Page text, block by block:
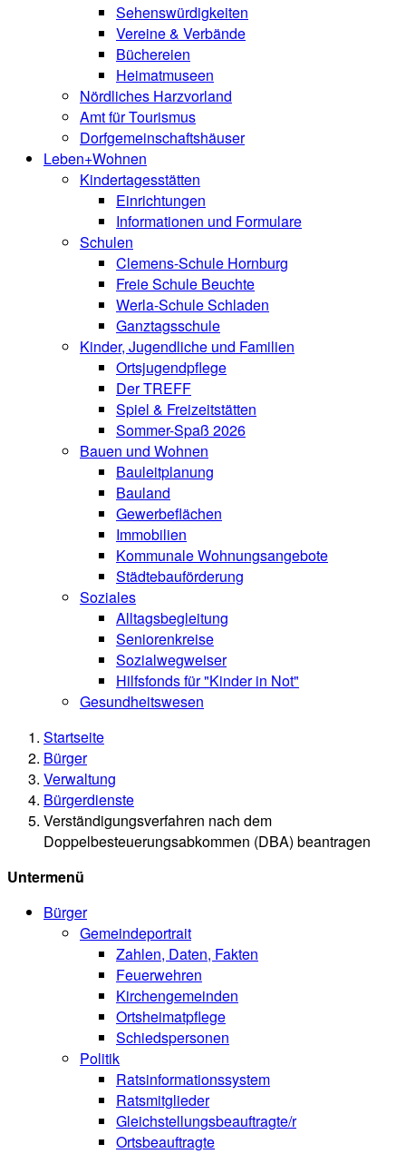
Sehenswürdigkeiten
Vereine & Verbände
Büchereien
Heimatmuseen
Nördliches Harzvorland
Amt für Tourismus
Dorfgemeinschaftshäuser
Leben+Wohnen
Kindertagesstätten
Einrichtungen
Informationen und Formulare
Schulen
Clemens-Schule Hornburg
Freie Schule Beuchte
Werla-Schule Schladen
Ganztagsschule
Kinder, Jugendliche und Familien
Ortsjugendpflege
Der TREFF
Spiel & Freizeitstätten
Sommer-Spaß 2026
Bauen und Wohnen
Bauleitplanung
Bauland
Gewerbeflächen
Immobilien
Kommunale Wohnungsangebote
Städtebauförderung
Soziales
Alltagsbegleitung
Seniorenkreise
Sozialwegweiser
Hilfsfonds für "Kinder in Not"
Gesundheitswesen
Startseite
Bürger
Verwaltung
Bürgerdienste
Verständigungsverfahren nach dem
Doppelbesteuerungsabkommen (DBA) beantragen
Untermenü
Bürger
Gemeindeportrait
Zahlen, Daten, Fakten
Feuerwehren
Kirchengemeinden
Ortsheimatpflege
Schiedspersonen
Politik
Ratsinformationssystem
Ratsmitglieder
Gleichstellungsbeauftragte/r
Ortsbeauftragte